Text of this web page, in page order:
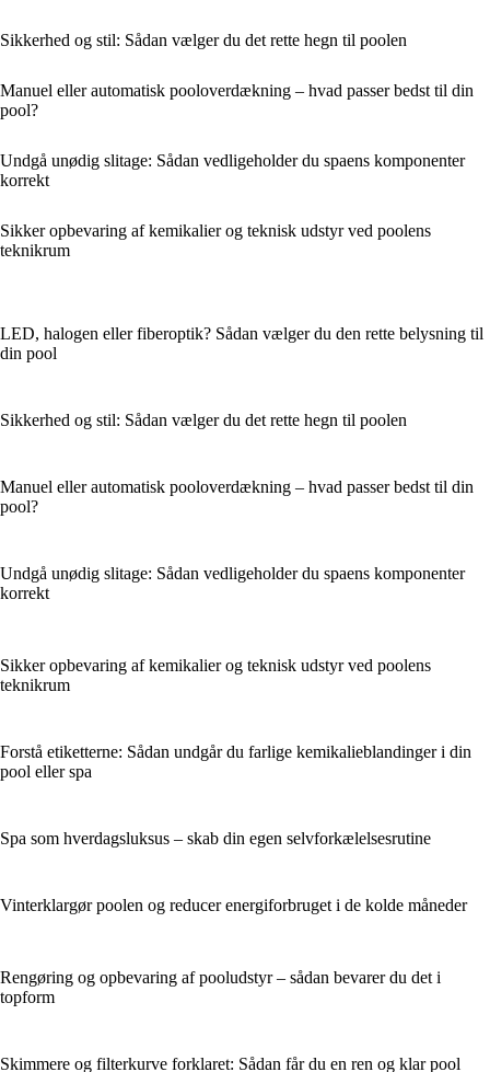
Sikkerhed og stil: Sådan vælger du det rette hegn til poolen
Manuel eller automatisk pooloverdækning – hvad passer bedst til din
pool?
Undgå unødig slitage: Sådan vedligeholder du spaens komponenter
korrekt
Sikker opbevaring af kemikalier og teknisk udstyr ved poolens
teknikrum
LED, halogen eller fiberoptik? Sådan vælger du den rette belysning til
din pool
Sikkerhed og stil: Sådan vælger du det rette hegn til poolen
Manuel eller automatisk pooloverdækning – hvad passer bedst til din
pool?
Undgå unødig slitage: Sådan vedligeholder du spaens komponenter
korrekt
Sikker opbevaring af kemikalier og teknisk udstyr ved poolens
teknikrum
Forstå etiketterne: Sådan undgår du farlige kemikalieblandinger i din
pool eller spa
Spa som hverdagsluksus – skab din egen selvforkælelsesrutine
Vinterklargør poolen og reducer energiforbruget i de kolde måneder
Rengøring og opbevaring af pooludstyr – sådan bevarer du det i
topform
Skimmere og filterkurve forklaret: Sådan får du en ren og klar pool